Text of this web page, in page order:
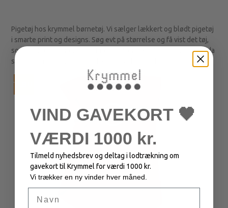
Pigetøj hos krymmel børnetøj. Vi sælger lækkert og blødt pigetøj
i smarte print og designs. Søg evt på størrelse og få vist det tøj,
som er aktuelt for dit barn. Er din datter feks. 124 cm høj, vælg da
størrelserne 122, 128 og 116/122 og 128/134.
TILBUD
VIND GAVEKORT 🖤
VÆRDI 1000 kr.
Tilmeld nyhedsbrev og deltag i lodtrækning om
gavekort til Krymmel for værdi 1000 kr.
Vi trækker en ny vinder hver måned.